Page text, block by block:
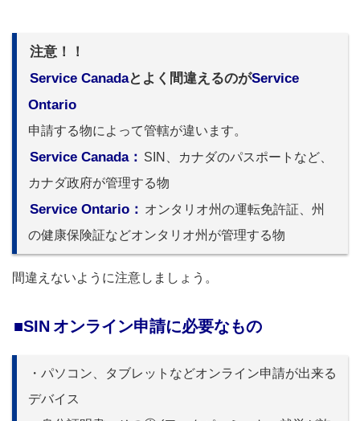
注意！！
Service Canadaとよく間違えるのがService
Ontario
申請する物によって管轄が違います。
Service Canada： SIN、カナダのパスポートなど、
カナダ政府が管理する物
Service Ontario： オンタリオ州の運転免許証、州
の健康保険証などオンタリオ州が管理する物
間違えないように注意しましょう。
■SIN オンライン申請に必要なもの
・ パソコン、タブレットなどオンライン申請が出来る
デバイス